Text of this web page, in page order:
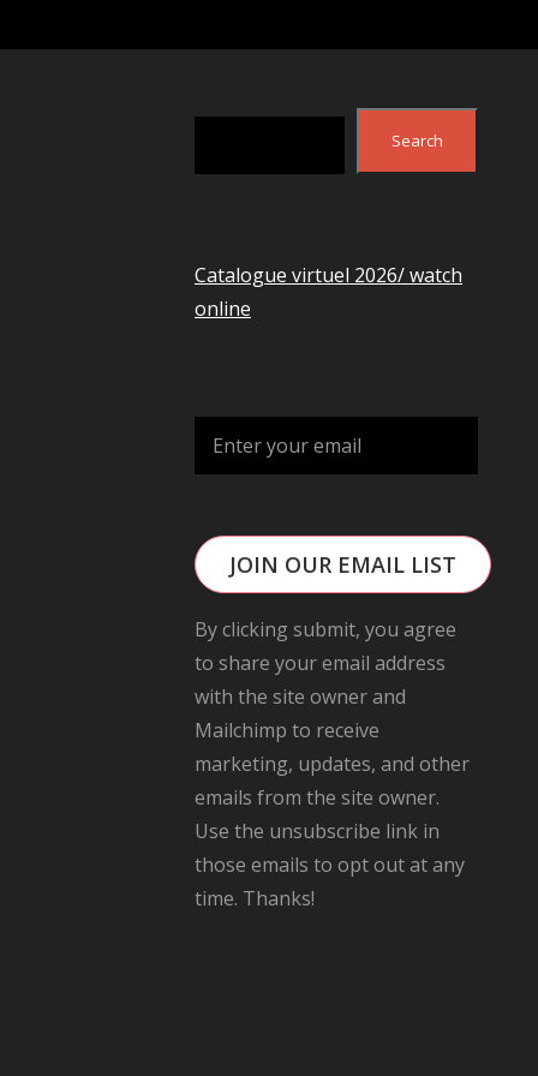
Search
Search
Catalogue virtuel 2026/ watch
online
JOIN OUR EMAIL LIST
By clicking submit, you agree
to share your email address
with the site owner and
Mailchimp to receive
marketing, updates, and other
emails from the site owner.
Use the unsubscribe link in
those emails to opt out at any
time. Thanks!